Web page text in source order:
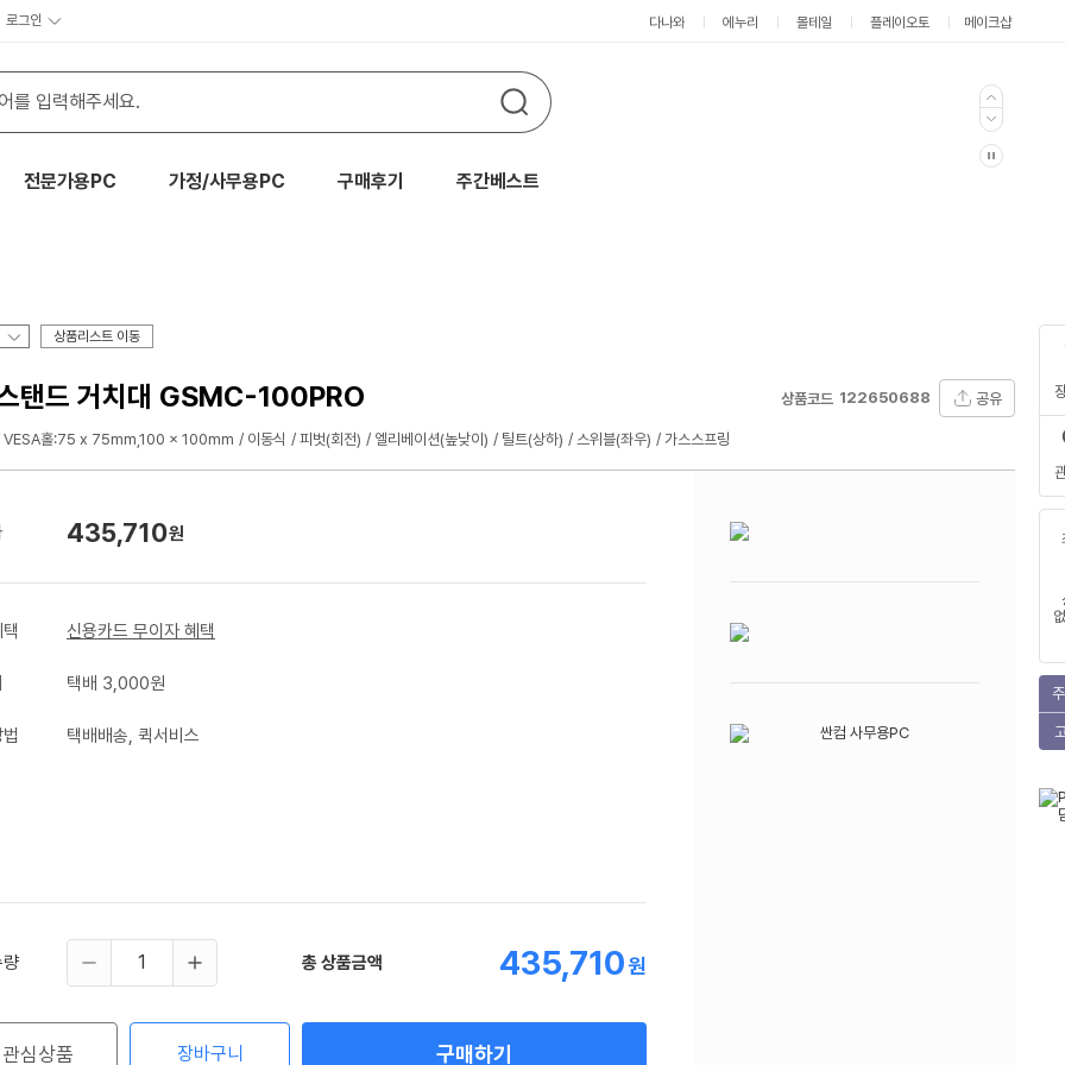
로그인 다나와 에누리 몰테일 플레이오토 메이크샵
전문가용PC 가정/사무용PC 구매후기 주간베스트
상품리스트 이동
탠드 거치대 GSMC-100PRO 상품코드 122650688 공유
VESA홀:75 x 75mm,100 x 100mm 이동식 피벗(회전) 엘리베이션(높낮이) 틸트(상하) 스위블(좌우) 가스스프링
435,710원
신용카드 무이자 혜택
택배 3,000원
택배배송, 퀵서비스
량 총 상품금액 435,710원
관심상품 장바구니 구매하기